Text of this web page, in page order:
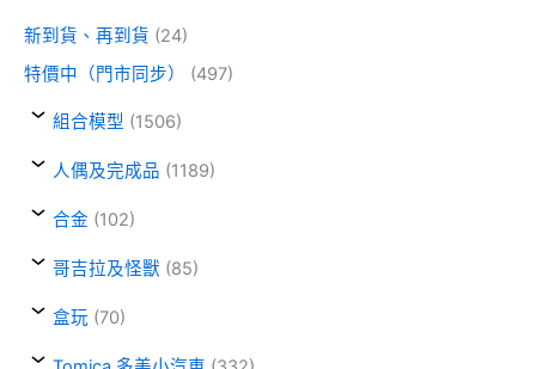
新到貨、再到貨 (24)
特價中（門市同步）
(497)
組合模型 (1506)
人偶及完成品 (1189)
合金 (102)
哥吉拉及怪獸 (85)
盒玩 (70)